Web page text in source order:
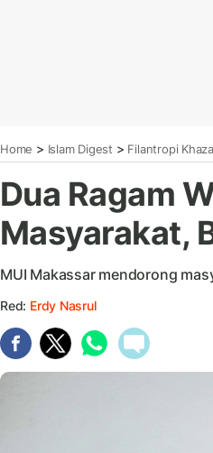
Home > Islam Digest > Filantropi
Dua Ragam
Masyarakat,
MUI Makassar mendorong
Red: Erdy Nasrul